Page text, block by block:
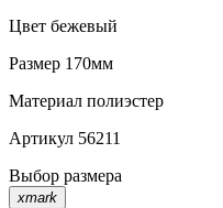
Цвет бежевый
Размер 170мм
Материал полиэстер
Артикул 56211
Выбор размера
xmark